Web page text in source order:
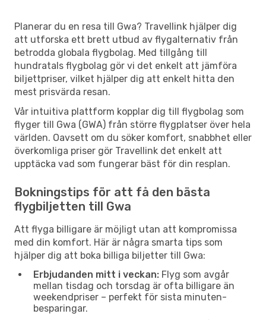
Planerar du en resa till Gwa? Travellink hjälper dig
att utforska ett brett utbud av flygalternativ från
betrodda globala flygbolag. Med tillgång till
hundratals flygbolag gör vi det enkelt att jämföra
biljettpriser, vilket hjälper dig att enkelt hitta den
mest prisvärda resan.
Vår intuitiva plattform kopplar dig till flygbolag som
flyger till Gwa (GWA) från större flygplatser över hela
världen. Oavsett om du söker komfort, snabbhet eller
överkomliga priser gör Travellink det enkelt att
upptäcka vad som fungerar bäst för din resplan.
Bokningstips för att få den bästa
flygbiljetten till Gwa
Att flyga billigare är möjligt utan att kompromissa
med din komfort. Här är några smarta tips som
hjälper dig att boka billiga biljetter till Gwa:
Erbjudanden mitt i veckan: Flyg som avgår
mellan tisdag och torsdag är ofta billigare än
weekendpriser – perfekt för sista minuten-
besparingar.